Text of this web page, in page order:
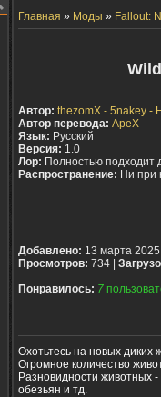
Главная » Моды » Fallout:
Автор: thezomX - 5nakey -
Автор перевода: ApeX
Язык: Русский
Версия: 1.0
Лор: Полностью подходит
Распространение: Ни при
Добавлено: 13 марта 2025
Просмотров: 734 |
Понравилось: 7
Охотьтесь на новых
Огромное количество
Разновидности животных -
обезьян и тд.